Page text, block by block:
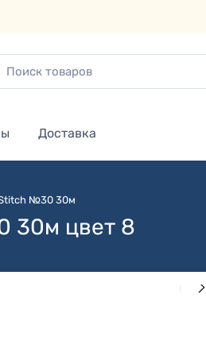
Доставка
№30 30м
30м цвет 8